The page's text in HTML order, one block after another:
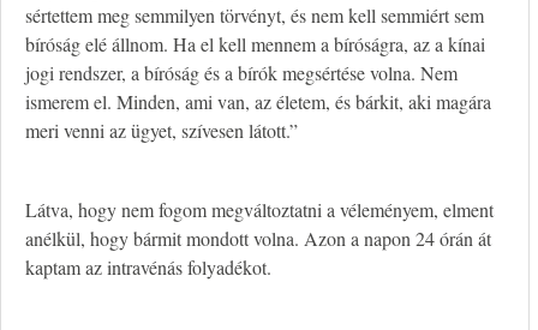
sértettem meg semmilyen törvényt, és nem kell semmiért sem
bíróság elé állnom. Ha el kell mennem a bíróságra, az a kínai
jogi rendszer, a bíróság és a bírók megsértése volna. Nem
ismerem el. Minden, ami van, az életem, és bárkit, aki magára
meri venni az ügyet, szívesen látott.”
Látva, hogy nem fogom megváltoztatni a véleményem, elment
anélkül, hogy bármit mondott volna. Azon a napon 24 órán át
kaptam az intravénás folyadékot.